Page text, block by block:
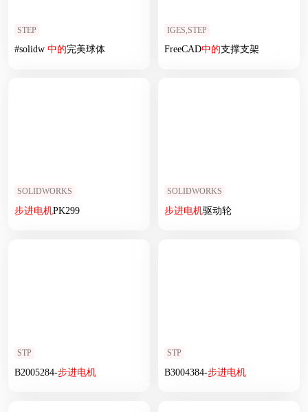
STEP
#solidw 中的完美球体
IGES,STEP
FreeCAD中的支撑支架
SOLIDWORKS
步进电机PK299
SOLIDWORKS
步进电机驱动轮
STP
B2005284-步进电机
STP
B3004384-步进电机